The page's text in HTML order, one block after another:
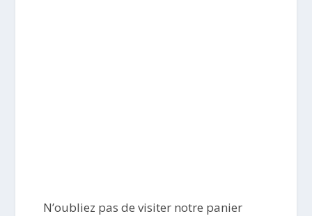
N’oubliez pas de visiter notre panier